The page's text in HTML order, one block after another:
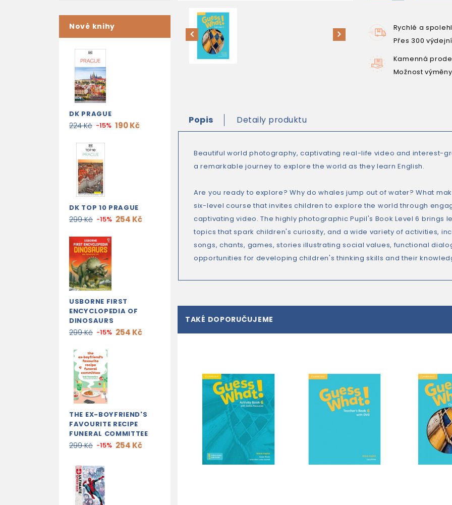
Nové knihy
DK PRAGUE
224 Kč -15% 190 Kč
DK TOP 10 PRAGUE
299 Kč -15% 254 Kč
USBORNE FIRST
ENCYCLOPEDIA OF
DINOSAURS
299 Kč -15% 254 Kč
THE EX-BOYFRIEND'S
FAVOURITE RECIPE
FUNERAL COMMITTEE
299 Kč -15% 254 Kč
Rychlé a
Přes 300
Kamenná
Možnost
Popis Detaily produktu
Beautiful world photography, captivating real-life video and interest-
a remarkable journey to explore the world as they learn English.
Are you ready to explore? Why do whales jump out of water? What
six-level course that invites children to explore the world through
captivating video. The highly photographic Pupil's Book Level 6 brings
topics that spark children's curiosity, and a wide variety of activities,
songs, chants, games, stories illustrating social values, functional
opportunities for developing children's thinking skills and their
TAKÉ DOPORUČUJEME